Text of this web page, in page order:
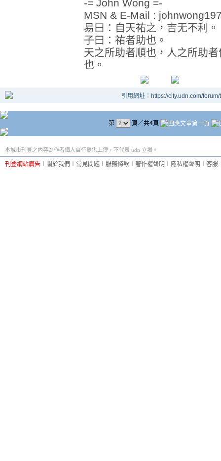
-= John Wong =-
MSN & E-Mail :
易曰：自天祐之，吉无不利。
子曰：祐者助也。
天之所助者順也，人之所助
也。
引用網址：https://city.udn.com/
第 頁／共4頁
本城市刊登之內容為作者個人自行提供上傳，不代表 udn 立場。
刊登網站廣告 關於我們 常見問題 服務條款 著作權聲明 隱私權聲明 客服